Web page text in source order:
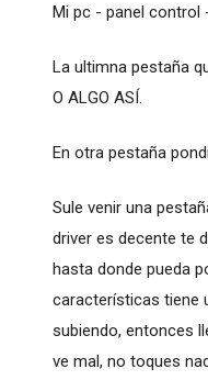
Mi pc - panel control
La ultimna pestaña
O ALGO ASÍ.
En otra pestaña
Sule venir una
driver es decente te
hasta donde pueda
características tiene
subiendo, entonces
ve mal, no toques